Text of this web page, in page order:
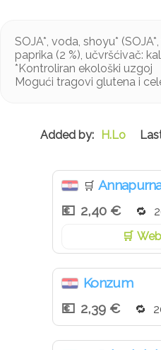
SOJA*, voda, shoyu*
paprika (2 %), učvršćivač:
*Kontroliran ekološki uzgoj
Mogući tragovi glutena i
H.Lo
🛒
2,40 €
Konzum
2,39 €